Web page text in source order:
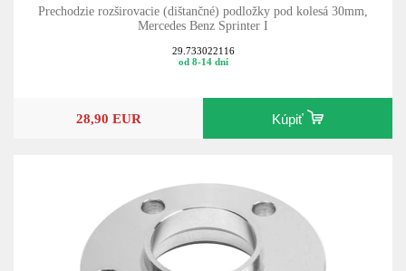
Prechodzie rozširovacie (dištančné) podložky pod kolesá 30mm,
Mercedes Benz Sprinter I
29.733022116
od 8-14 dní
28,90 EUR Kúpiť